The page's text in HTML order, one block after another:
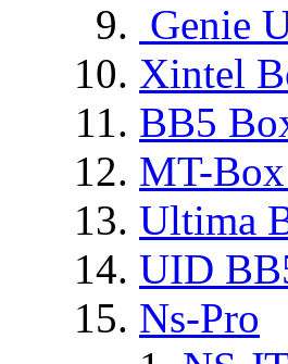
Genie
Xintel
BB5
MT-
Ultima
UID
Ns-Pro